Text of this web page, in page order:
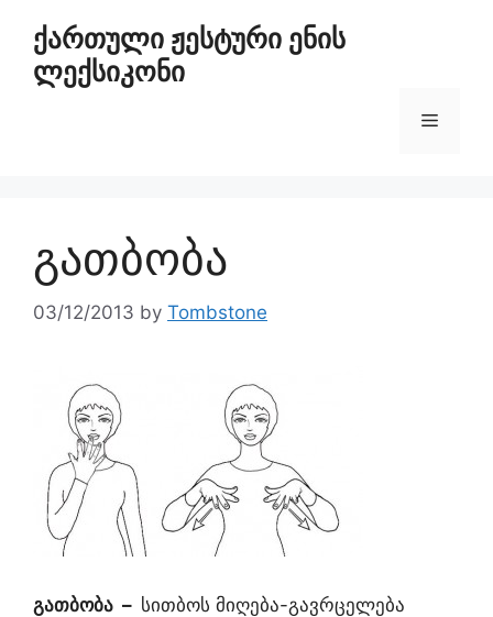
ქართული ჟესტური ენის
ლექსიკონი
გათბობა
03/12/2013 by Tombstone
გათბობა – სითბოს მიღება-გავრცელება